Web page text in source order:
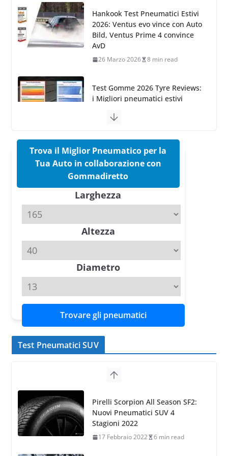
Test Gomme 2026 Tyre Reviews:
i Migliori pneumatici estivi
sportivi a confronto
Pirelli Cinturato 2026: due
confermano il salto tecnico del
Pirelli P Zero Trofeo RS: per
Tyre Reviews è la gomma semi-
slick da battere
Michelin Pilot Sport 4 S – Test
su Range Rover Sport D350 HST
11 Aprile 2026 15 min read
Trova il Miglior Pneumatico per la
Tua Auto in collaborazione con
Gommadiretto
Larghezza
Altezza
Diametro
Trovare gli pneumatici
Test Pneumatici SUV
Nokian WR SUV 3: il 1°
pneumatico invernale al mondo
di classe A
13 Maggio 2015 2 min read